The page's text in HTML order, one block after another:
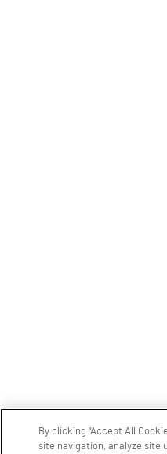
By clicking “Accept All
site navigation, analyze site